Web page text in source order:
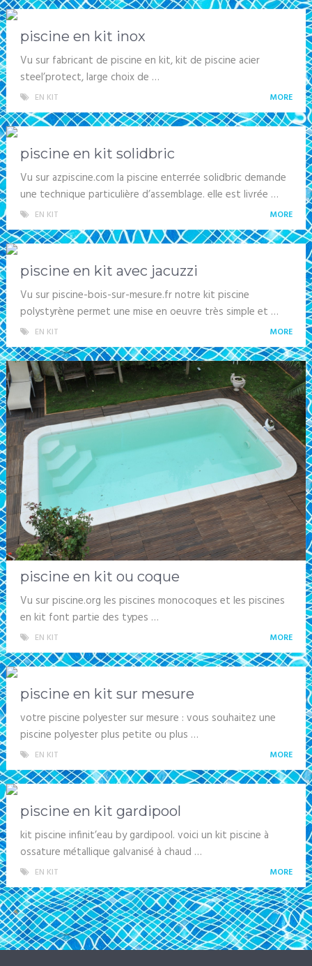
piscine en kit inox
Vu sur fabricant de piscine en kit, kit de piscine acier
steel’protect, large choix de …
EN KIT MORE
piscine en kit solidbric
Vu sur azpiscine.com la piscine enterrée solidbric demande
une technique particulière d’assemblage. elle est livrée …
EN KIT MORE
piscine en kit avec jacuzzi
Vu sur piscine-bois-sur-mesure.fr notre kit piscine
polystyrène permet une mise en oeuvre très simple et …
EN KIT MORE
piscine en kit ou coque
Vu sur piscine.org les piscines monocoques et les piscines
en kit font partie des types …
EN KIT MORE
piscine en kit sur mesure
votre piscine polyester sur mesure : vous souhaitez une
piscine polyester plus petite ou plus …
EN KIT MORE
piscine en kit gardipool
kit piscine infinit’eau by gardipool. voici un kit piscine à
ossature métallique galvanisé à chaud …
EN KIT MORE